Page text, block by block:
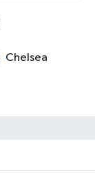
Chelsea